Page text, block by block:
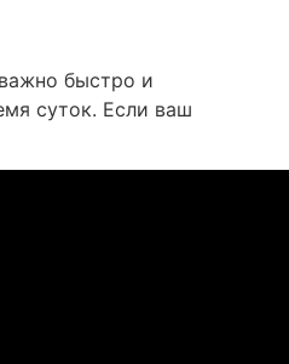
быстро и
суток. Если ваш